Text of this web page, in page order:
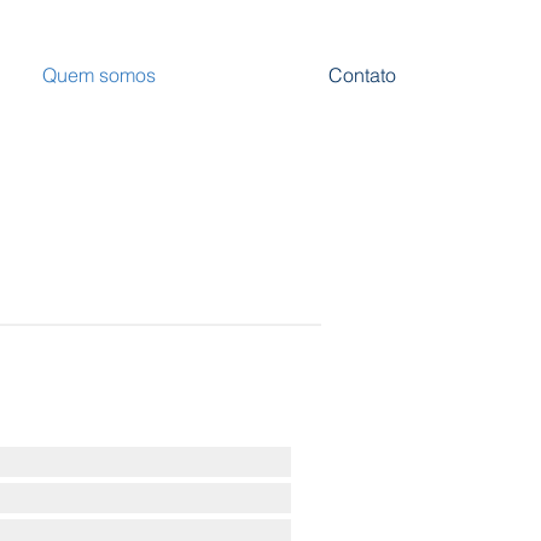
Quem somos Contato